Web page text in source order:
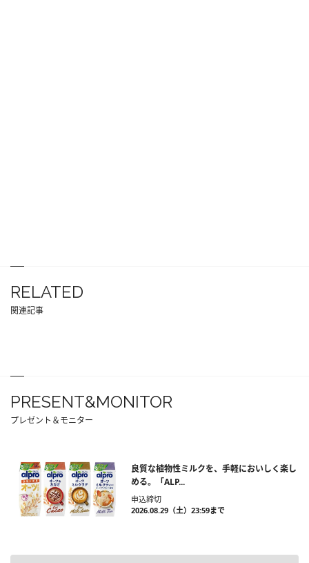
RELATED
関連記事
PRESENT&MONITOR
プレゼント＆モニター
良質な植物性ミルクを、手軽においしく楽し
める。「ALP...
申込締切
2026.08.29（土）23:59まで